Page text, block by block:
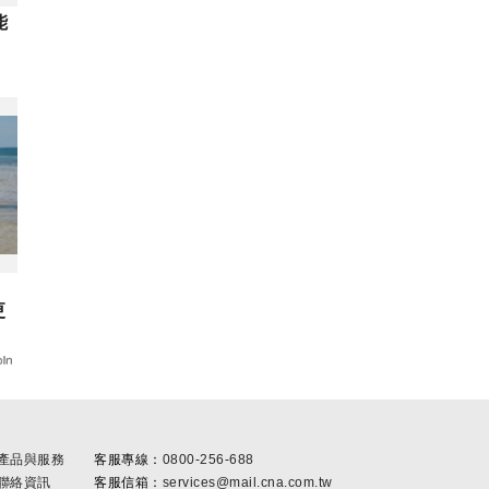
品與服務
絡資訊
客服專線： 0800-256-688
客服信箱： services@mail.cna.com.tw